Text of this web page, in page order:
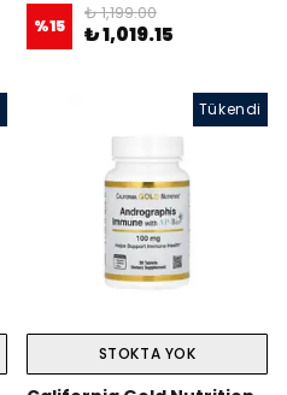
%15
₺ 1,199.00
₺ 1,019.15
Tükendi
STOKTA YOK